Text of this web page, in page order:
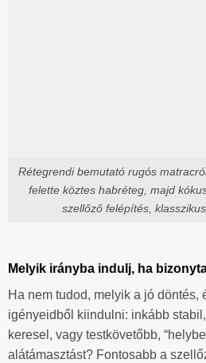
Rétegrendi bemutató rugós
felette köztes habréteg, majd
szellőző felépítés,
Melyik irányba indulj, ha
Ha nem tudod, melyik a jó döntés,
igényeidből kiindulni: inkább
keresel, vagy testkövetőbb,
alátámasztást? Fontosabb a